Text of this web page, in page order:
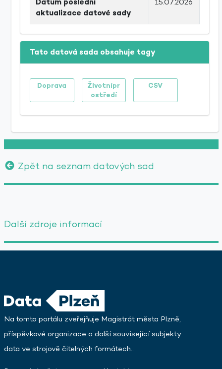
aktualizace datové sady
Tato datová sada obsahuje tagy
Doprava
Životnípr
ostředí
CSV
Zpět na seznam datových sad
Další zdroje informací
Na tomto portálu zveřejňuje Magistrát města Plzně,
příspěvkové organizace a další související subjekty
data ve strojově čitelných formátech..